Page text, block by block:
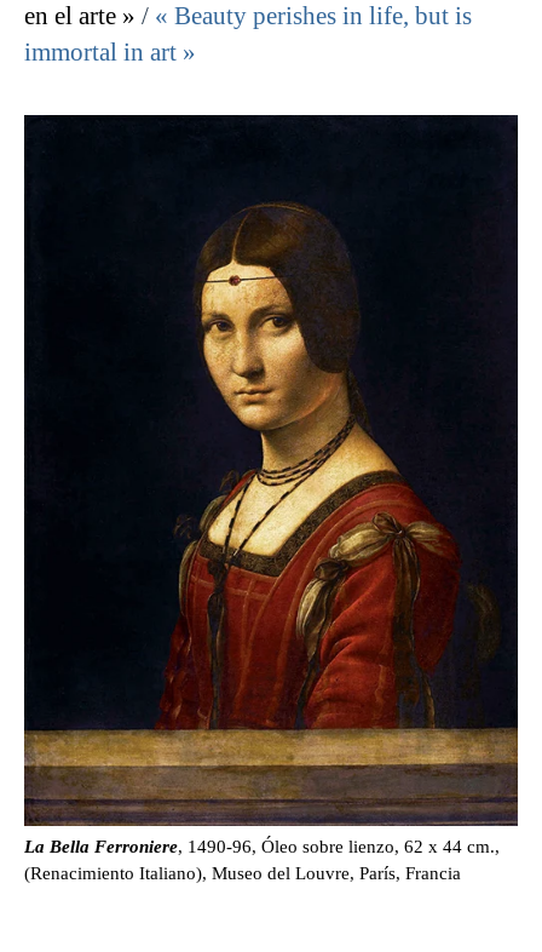
en el arte » / « Beauty perishes in life, but is
immortal in art »
La Bella Ferroniere, 1490-96, Óleo sobre lienzo, 62 x 44 cm.,
(Renacimiento Italiano), Museo del Louvre, París, Francia